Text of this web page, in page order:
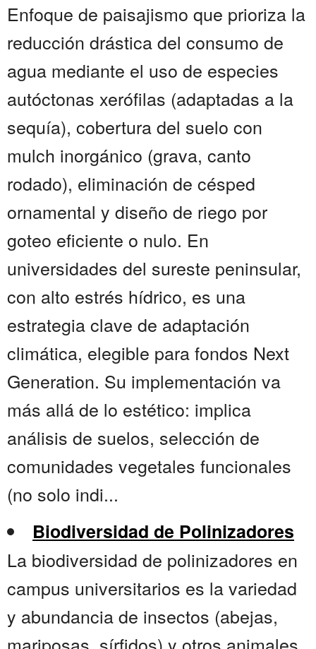
Enfoque de paisajismo que prioriza la
reducción drástica del consumo de
agua mediante el uso de especies
autóctonas xerófilas (adaptadas a la
sequía), cobertura del suelo con
mulch inorgánico (grava, canto
rodado), eliminación de césped
ornamental y diseño de riego por
goteo eficiente o nulo. En
universidades del sureste peninsular,
con alto estrés hídrico, es una
estrategia clave de adaptación
climática, elegible para fondos Next
Generation. Su implementación va
más allá de lo estético: implica
análisis de suelos, selección de
comunidades vegetales funcionales
(no solo indi...
Biodiversidad de Polinizadores
La biodiversidad de polinizadores en
campus universitarios es la variedad
y abundancia de insectos (abejas,